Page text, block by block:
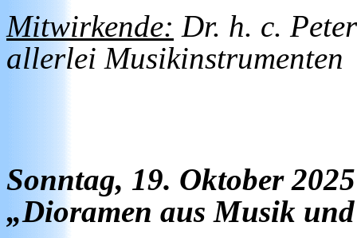
Mitwirkende: Dr. h. c.
allerlei Musikinstrumenten
Sonntag, 19. Oktober
„Dioramen aus Musik